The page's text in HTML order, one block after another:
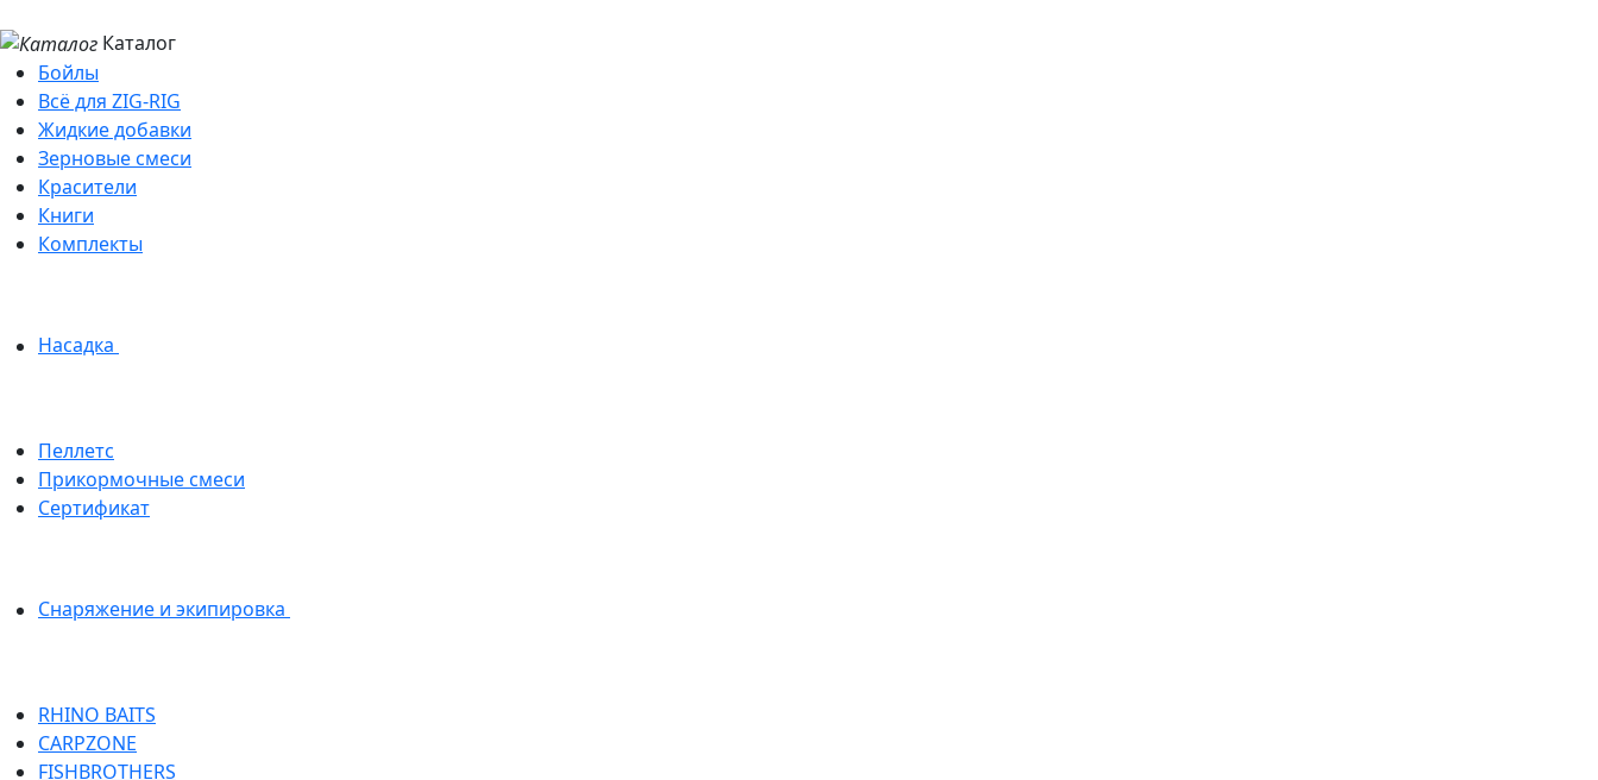
Каталог
Бойлы
Всё для ZIG-RIG
Жидкие добавки
Зерновые смеси
Красители
Книги
Комплекты
Насадка
Пеллетс
Прикормочные смеси
Сертификат
Снаряжение и экипировка
RHINO BAITS
CARPZONE
FISHBROTHERS